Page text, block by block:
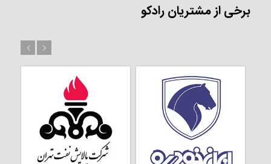
برخی از مشتریان رادکو